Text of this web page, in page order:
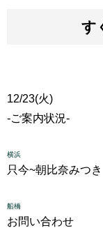
す
12/23(火)
-ご案内状況-
横浜
只今~朝比奈みつき
船橋
お問い合わせ